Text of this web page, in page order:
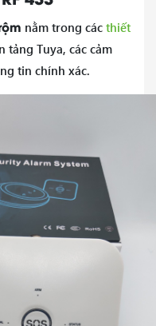
nằm trong các thiết
tảng Tuya, các cảm
tin chính xác.